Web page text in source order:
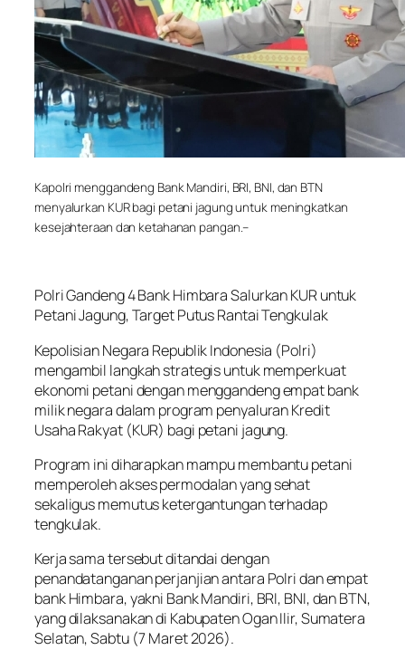
Kapolri menggandeng Bank Mandiri, BRI, BNI, dan BTN
menyalurkan KUR bagi petani jagung untuk meningkatkan
kesejahteraan dan ketahanan pangan.–
Polri Gandeng 4 Bank Himbara Salurkan KUR untuk
Petani Jagung, Target Putus Rantai Tengkulak
Kepolisian Negara Republik Indonesia (Polri)
mengambil langkah strategis untuk memperkuat
ekonomi petani dengan menggandeng empat bank
milik negara dalam program penyaluran Kredit
Usaha Rakyat (KUR) bagi petani jagung.
Program ini diharapkan mampu membantu petani
memperoleh akses permodalan yang sehat
sekaligus memutus ketergantungan terhadap
tengkulak.
Kerja sama tersebut ditandai dengan
penandatanganan perjanjian antara Polri dan empat
bank Himbara, yakni Bank Mandiri, BRI, BNI, dan BTN,
yang dilaksanakan di Kabupaten Ogan Ilir, Sumatera
Selatan, Sabtu (7 Maret 2026).